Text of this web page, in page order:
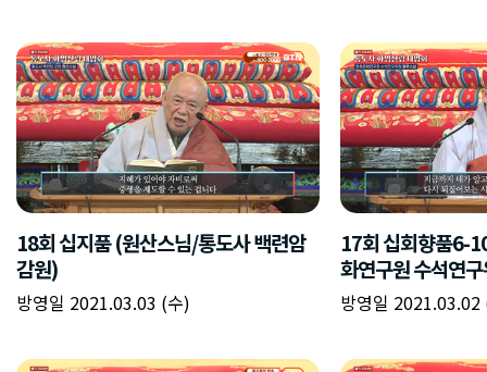
18회 십지품 (원산스님/통도사 백련암
감원)
방영일 2021.03.03 (수)
17회 십회향품6-
화연구원 수석연
방영일 2021.03.02